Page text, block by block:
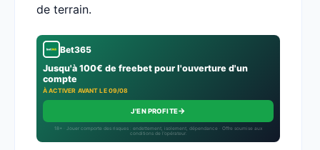
de terrain.
Bet365
Jusqu'à 100€ de freebet pour l'ouverture d'un
compte
À ACTIVER AVANT LE 09/08
J'EN PROFITE→
18+ · Jouer comporte des risques : endettement, isolement, dépendance · Offre soumise aux
conditions de l’opérateur.